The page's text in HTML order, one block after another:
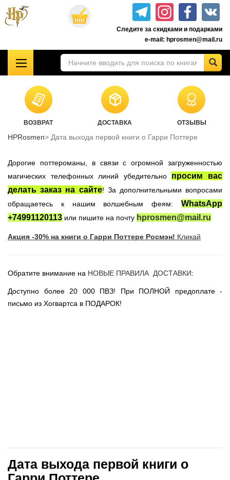
Перейти
Следите за скидками и подарками
e-mail: hprosmen@mail.ru
Комплекты книг о Гарри Поттере
Акционные товары к комплекту 7 книг Росмэн
Учебники Хогвартса
Гарри Поттер на английском
Настольные игры
Атрибутика Гарри Поттер
Одежда Гарри Поттер
Новогодние игрушки
ВОЗВРАТ ДОСТАВКА ОТЗЫВЫ
HPRosmen Дата выхода первой книги о Гарри Поттере
Дорогие поттероманы, в связи с огромной загруженностью
магических телефонных линий убедительно просим вас
делать заказ на сайте! За дополнительными вопросами
обращаетесь к нашим волшебным феям:
WhatsApp
+74991120113 или пишите на почту hprosmen@mail.ru
Акция -30% на книги о Гарри Поттере Росмэн! Кликай
Обратите внимание на НОВЫЕ ПРАВИЛА ДОСТАВКИ:
Доступно более 20 000 ПВЗ! При ПОЛНОЙ предоплате -
письмо из Хогвартса в ПОДАРОК!
Дата выхода первой книги о